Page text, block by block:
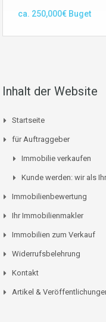
ca. 250,000€ Buget
Inhalt der Website
Startseite
für Auftraggeber
Immobilie verkaufen
Kunde werden: wir als
Immobilienbewertung
Ihr Immobilienmakler
Immobilien zum Verkauf
Widerrufsbelehrung
Kontakt
Artikel &